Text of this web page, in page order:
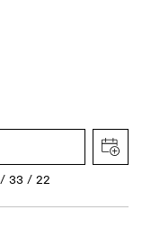
33 22